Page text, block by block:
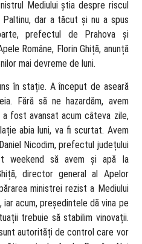
Mediului știa despre riscul
dar a tăcut și nu a spus
prefectul de Prahova și
Române, Florin Ghiță, anunță
mai devreme de luni.
în stație. A început de aseară
Fără să ne hazardăm, avem
fost avansat acum câteva zile,
abia luni, va fi scurtat. Avem
Nicodim, prefectul județului
weekend să avem și apă la
director general al Apelor
ministrei rezist a Mediului
acum, președintele dă vina pe
trebuie să stabilim vinovații.
autorități de control care vor